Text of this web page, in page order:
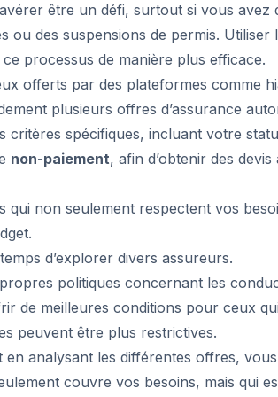
être un défi, surtout si vous avez
ou des suspensions de permis.
processus de manière plus efficace.
offerts par des plateformes comme
plusieurs offres d’assurance
critères spécifiques, incluant votre
non-paiement, afin d’obtenir des
non seulement respectent vos
d’explorer divers assureurs.
politiques concernant les
de meilleures conditions pour ceux
peuvent être plus restrictives.
en analysant les différentes offres,
couvre vos besoins, mais qui